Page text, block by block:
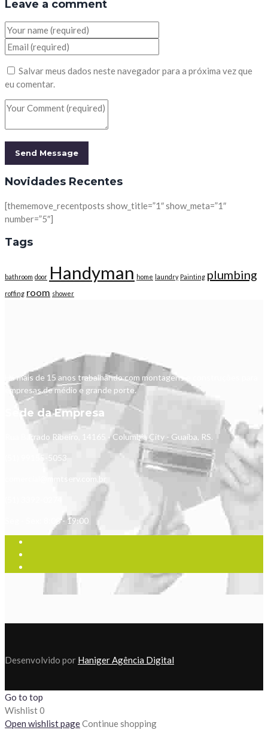
Leave a comment
Salvar meus dados neste navegador para a próxima vez que
eu comentar.
Novidades Recentes
[thememove_recentposts show_title=”1″ show_meta=”1″
number=”5″]
Tags
bathroom door Handyman home laundry Painting plumbing
roffing room shower
Há mais de 15 anos trabalhando com montagens e construções para
empresas de médio e grande porte.
Sede da Empresa
Rua Barrado Ribeiro, 14165 - Columbia City - Guaíba, RS.
(51) 99155-5053
comercial@mmtserv.com.br
Seg - Sex: 8:00 - 19:00
Desenvolvido por Haniger Agência Digital
Go to top
Wishlist0
Open wishlist pageContinue shopping